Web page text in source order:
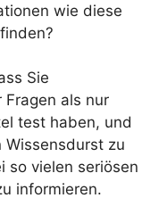
wie diese
Sie
als nur
test haben, und
Wissensdurst zu
so vielen seriösen
informieren.